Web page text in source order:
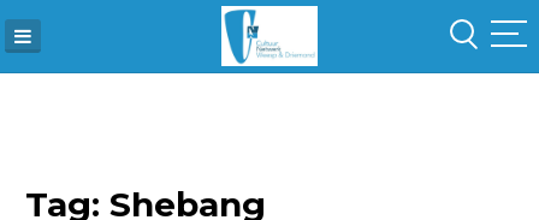
Skip
to
Tag: Shebang